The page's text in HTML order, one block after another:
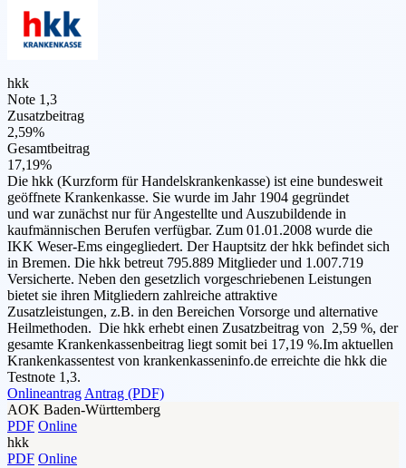
hkk
Note 1,3
Zusatzbeitrag
2,59%
Gesamtbeitrag
17,19%
Die hkk (Kurzform für Handelskrankenkasse) ist eine bundesweit
geöffnete Krankenkasse. Sie wurde im Jahr 1904 gegründet
und war zunächst nur für Angestellte und Auszubildende in
kaufmännischen Berufen verfügbar. Zum 01.01.2008 wurde die
IKK Weser-Ems eingegliedert. Der Hauptsitz der hkk befindet sich
in Bremen. Die hkk betreut 795.889 Mitglieder und 1.007.719
Versicherte. Neben den gesetzlich vorgeschriebenen Leistungen
bietet sie ihren Mitgliedern zahlreiche attraktive
Zusatzleistungen, z.B. in den Bereichen Vorsorge und alternative
Heilmethoden. Die hkk erhebt einen Zusatzbeitrag von 2,59 %, der
gesamte Krankenkassenbeitrag liegt somit bei 17,19 %.Im aktuellen
Krankenkassentest von krankenkasseninfo.de erreichte die hkk die
Testnote 1,3.
Onlineantrag Antrag (PDF)
AOK Baden-Württemberg
PDF Online
hkk
PDF Online